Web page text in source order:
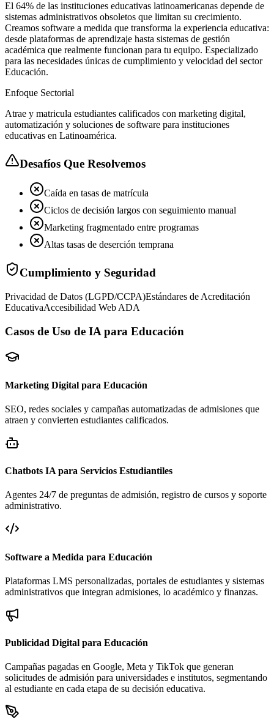
El 64% de las instituciones educativas latinoamericanas depende de
sistemas administrativos obsoletos que limitan su crecimiento.
Creamos software a medida que transforma la experiencia educativa:
desde plataformas de aprendizaje hasta sistemas de gestión
académica que realmente funcionan para tu equipo. Especializado
para las necesidades únicas de cumplimiento y velocidad del sector
Educación.
Enfoque Sectorial
Atrae y matricula estudiantes calificados con marketing digital,
automatización y soluciones de software para instituciones
educativas en Latinoamérica.
Desafíos Que Resolvemos
Caída en tasas de matrícula
Ciclos de decisión largos con seguimiento manual
Marketing fragmentado entre programas
Altas tasas de deserción temprana
Cumplimiento y Seguridad
Privacidad de Datos (LGPD/CCPA)Estándares de Acreditación
EducativaAccesibilidad Web ADA
Casos de Uso de IA para Educación
Marketing Digital para Educación
SEO, redes sociales y campañas automatizadas de admisiones que
atraen y convierten estudiantes calificados.
Chatbots IA para Servicios Estudiantiles
Agentes 24/7 de preguntas de admisión, registro de cursos y soporte
administrativo.
Software a Medida para Educación
Plataformas LMS personalizadas, portales de estudiantes y sistemas
administrativos que integran admisiones, lo académico y finanzas.
Publicidad Digital para Educación
Campañas pagadas en Google, Meta y TikTok que generan
solicitudes de admisión para universidades e institutos, segmentando
al estudiante en cada etapa de su decisión educativa.